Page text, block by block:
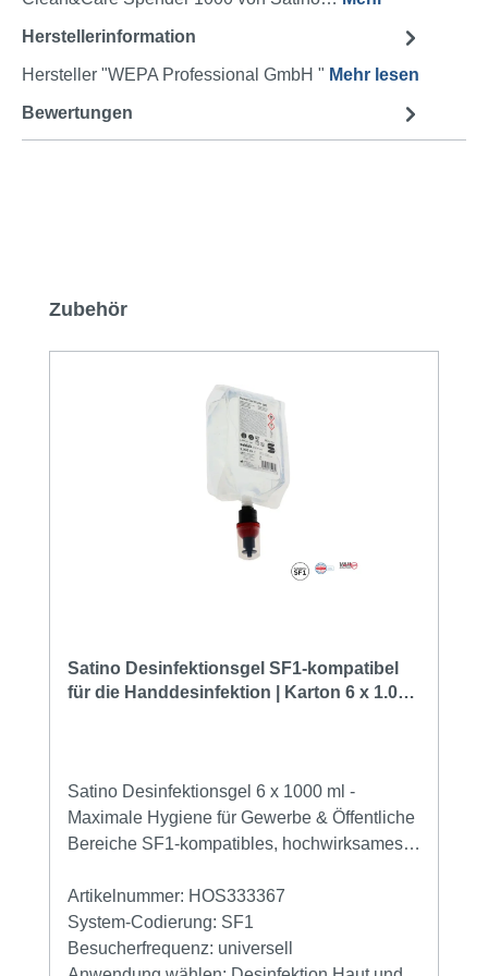
Herstellerinformation
Hersteller "WEPA Professional GmbH " Mehr lesen
Bewertungen
Produktgalerie überspringen
Zubehör
Satino Desinfektionsgel SF1-kompatibel
für die Handdesinfektion | Karton 6 x 1.000
Satino Desinfektionsgel 6 x 1000 ml -
Maximale Hygiene für Gewerbe & Öffentliche
Bereiche SF1-kompatibles, hochwirksames
höchste Hygienestandards. Ihre Vorteile auf
einen Blick: Hervorragende Wirksamkeit:
Bekämpft Bakterien (inkl. MRSA in 30 Sek.),
Artikelnummer: HOS333367
System-Codierung: SF1
Besucherfrequenz: universell